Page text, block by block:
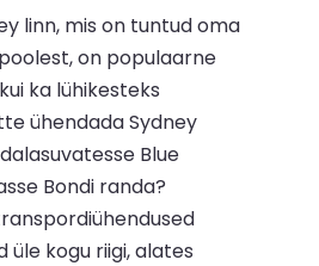
linn, mis on tuntud oma
on populaarne
ka lühikesteks
ühendada Sydney
Blue
Bondi randa?
üle kogu riigi, alates